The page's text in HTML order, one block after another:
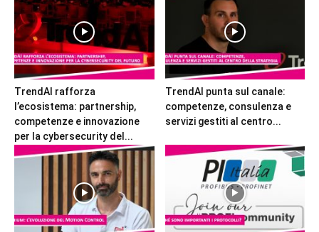
TrendAI rafforza
l’ecosistema: partnership,
competenze e innovazione
per la cybersecurity del...
TrendAI punta sul canale:
competenze, consulenza e
servizi gestiti al centro...